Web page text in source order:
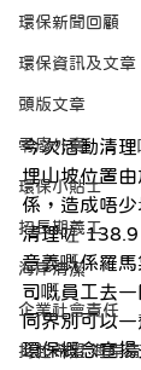
環保新聞回顧
環保資訊及文章
頭版文章
零廢外賣
環保小貼士
招長期義工
海岸清潔
企業社會責任
拾起希望 海岸
今次活動清
埋山坡位置
係，造成唔
清理咗 138.9
意義嘅係羅
司嘅員工去
同界別可以
環保概念宣